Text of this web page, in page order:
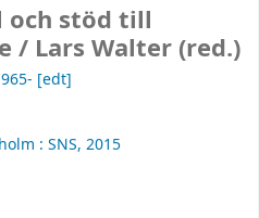
och stöd till
/ Lars Walter (red.)
[edt]
: SNS, 2015